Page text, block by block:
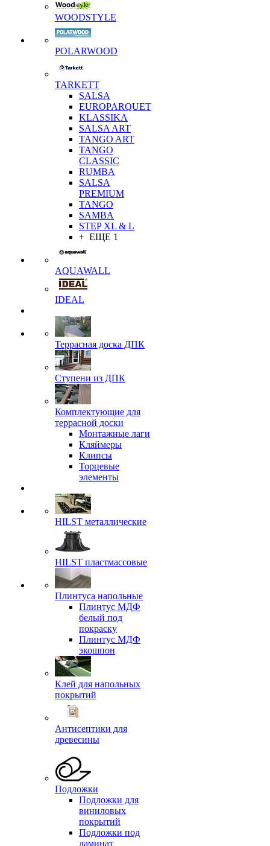
WOODSTYLE
POLARWOOD
TARKETT
SALSA
EUROPARQUET
KLASSIKA
SALSA ART
TANGO ART
TANGO
CLASSIC
RUMBA
SALSA
PREMIUM
TANGO
SAMBA
STEP XL & L
+ ЕЩЕ 1
AQUAWALL
IDEAL
Террасная доска ДПК
Ступени из ДПК
Комплектующие для
террасной доски
Монтажные лаги
Кляймеры
Клипсы
Торцевые
элементы
HILST металлические
HILST пластмассовые
Плинтуса напольные
Плинтус МДФ
белый под
покраску
Плинтус МДФ
экошпон
Клей для напольных
покрытий
Антисептики для
древесины
Подложки
Подложки для
виниловых
покрытий
Подложки под
ламинат